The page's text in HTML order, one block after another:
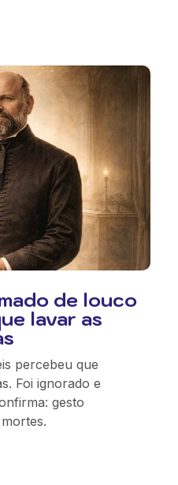
de louco
lavar as
percebeu que
Foi ignorado e
gesto